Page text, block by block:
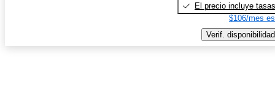
El precio incluye tasas
$106/mes
Verif. disponibilidad